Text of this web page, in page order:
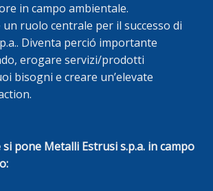
in campo ambientale.
un ruolo centrale per il successo di
Diventa perció importante
erogare servizi/prodotti
bisogni e creare un’elevate
pone Metalli Estrusi s.p.a. in campo